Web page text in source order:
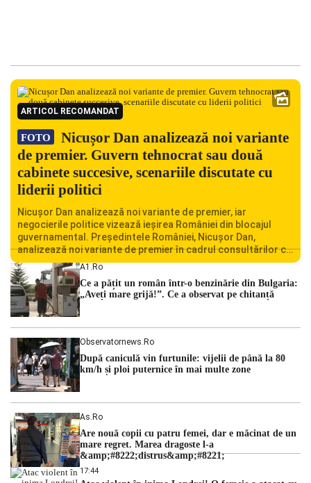
ARTICOL RECOMANDAT
FOTO
Nicușor Dan analizează noi variante
de premier. Guvern tehnocrat sau două
cabinete succesive, scenariile discutate cu
liderii politici
Nicușor Dan analizează noi variante de premier, iar
negocierile politice vizează ieșirea României din blocajul
guvernamental. Președintele României, Nicușor Dan,
analizează noi variante de premier în cadrul consultărilor cu
liderii politici. Ciprian Ciucu vorbește despre scenariul unui
guvern tehnocrat și despre posibilitatea a două cabinete
succesive. Nicușor Dan analizează noi variante de premier
România traversează […]
A1.ro
Ce a pățit un român într-o benzinărie din Bulgaria:
„Aveți mare grijă!”. Ce a observat pe chitanță
Observatornews.ro
După caniculă vin furtunile: vijelii de până la 80
km/h și ploi puternice în mai multe zone
As.ro
Are nouă copii cu patru femei, dar e măcinat de un
mare regret. Marea dragoste l-a
&amp;#8222;distrus&amp;#8221;
17:44